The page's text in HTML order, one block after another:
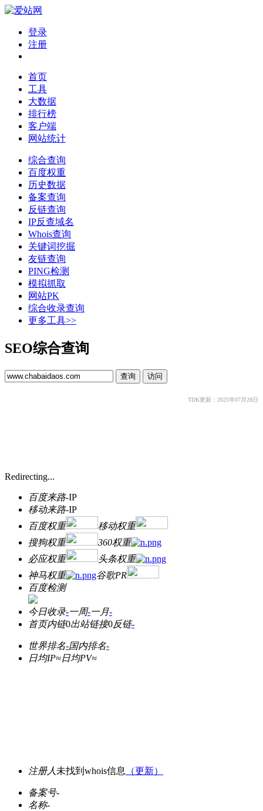
登录
注册
首页
工具
大数据
排行榜
客户端
网站统计
综合查询
百度权重
历史数据
备案查询
反链查询
IP反查域名
Whois查询
关键词挖掘
友链查询
PING检测
模拟抓取
网站PK
综合收录查询
更多工具>>
SEO综合查询
TDK更新：2025年07月28日
Redirecting...
百度来路-IP
移动来路-IP
百度权重
移动权重
搜狗权重
360权重
必应权重
头条权重
神马权重
谷歌PR
百度检测
今日收录-一周-一月-
首页内链0出站链接0反链-
世界排名-国内排名-
日均IP≈日均PV≈
注册人 未找到whois信息 （更新）
备案号-
名称-